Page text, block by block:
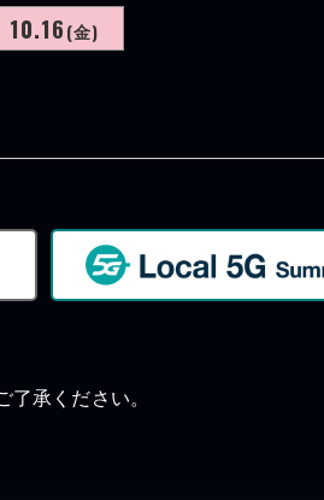
10.16(金)
承ください。